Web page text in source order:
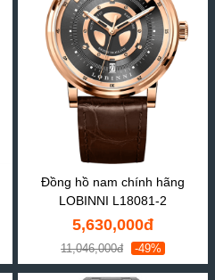
Đồng hồ nam chính hãng
LOBINNI L18081-2
5,630,000đ
11,046,000đ -49%